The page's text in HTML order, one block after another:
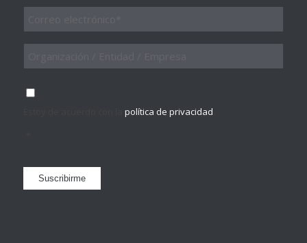
Entidad
Empresa
Consentimiento
política de privacidad
Suscribirme